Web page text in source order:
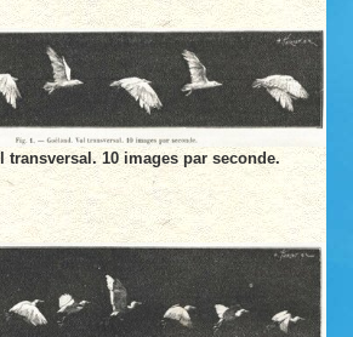
transversal. 10 images par seconde.